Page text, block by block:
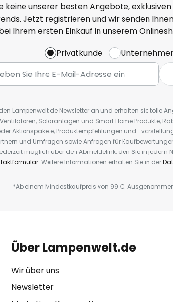
keine unserer besten Angebote,
Jetzt registrieren und wir senden
Ihrem ersten Einkauf in unserem
Privatkunde
Lampenwelt.de Newsletter an und erhalten sie tolle
Solaranlagen und Smart Home Produkte,
Aktionspakete, Produktempfehlungen und -
und Umfragen sowie Anfragen für
möglich über den Abmeldelink, den Sie in jedem
. Weitere Informationen erhalten Sie in der
*Ab einem Mindestkaufpreis von 99 €.
Über Lampenwelt.de
Wir über uns
Newsletter